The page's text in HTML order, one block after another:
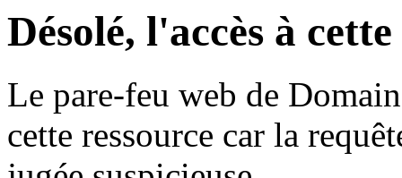
Désolé, l'accès à
Le pare-feu web de
cette ressource car la